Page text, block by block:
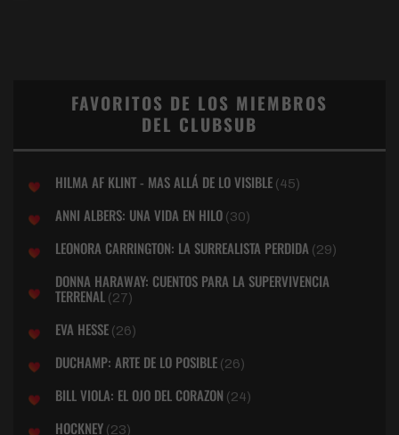
FAVORITOS DE LOS MIEMBROS
DEL CLUBSUB
HILMA AF KLINT - MAS ALLÁ DE LO VISIBLE (45)
ANNI ALBERS: UNA VIDA EN HILO (30)
LEONORA CARRINGTON: LA SURREALISTA PERDIDA (29)
DONNA HARAWAY: CUENTOS PARA LA SUPERVIVENCIA
TERRENAL (27)
EVA HESSE (26)
DUCHAMP: ARTE DE LO POSIBLE (26)
BILL VIOLA: EL OJO DEL CORAZON (24)
HOCKNEY (23)